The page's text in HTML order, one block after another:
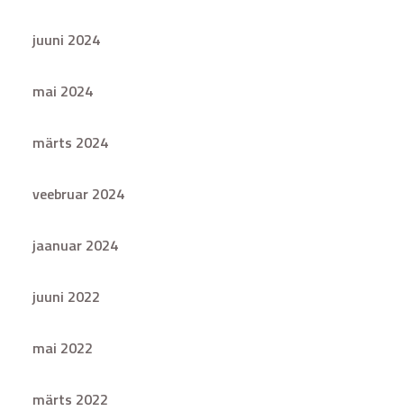
juuni 2024
mai 2024
märts 2024
veebruar 2024
jaanuar 2024
juuni 2022
mai 2022
märts 2022